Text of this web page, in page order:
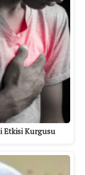
Etkisi Kurgusu